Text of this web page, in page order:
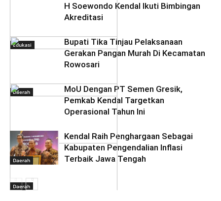
Edukasi
Daerah
H Soewondo Kendal Ikuti Bimbingan
Akreditasi
Daerah
Bupati Tika Tinjau Pelaksanaan
Gerakan Pangan Murah Di Kecamatan
Rowosari
Daerah
MoU Dengan PT Semen Gresik,
Pemkab Kendal Targetkan
Operasional Tahun Ini
Daerah
Kendal Raih Penghargaan Sebagai
Kabupaten Pengendalian Inflasi
Terbaik Jawa Tengah